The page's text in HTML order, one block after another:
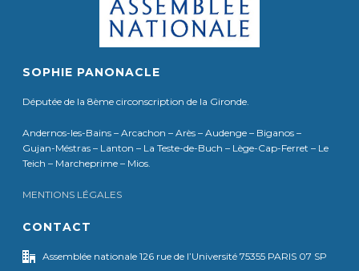
SOPHIE PANONACLE
Députée de la 8ème circonscription de la Gironde.
Andernos-les-Bains – Arcachon – Arès – Audenge – Biganos –
Gujan-Méstras – Lanton – La Teste-de-Buch – Lège-Cap-Ferret – Le
Teich – Marcheprime – Mios.
MENTIONS LÉGALES
CONTACT
Assemblée nationale 126 rue de l’Université 75355 PARIS 07 SP